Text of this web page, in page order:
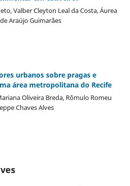
Valber Cleyton Leal da Costa, Áurea
Araújo Guimarães
urbanos sobre pragas e
área metropolitana do Recife
Oliveira Breda, Rômulo Romeu
Chaves Alves